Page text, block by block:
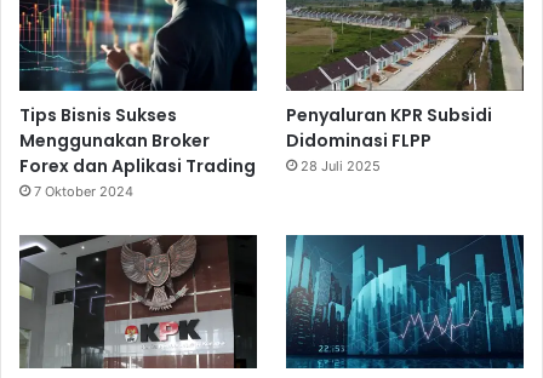
Tips Bisnis Sukses
Menggunakan Broker
Forex dan Aplikasi Trading
7 Oktober 2024
Penyaluran KPR Subsidi
Didominasi FLPP
28 Juli 2025